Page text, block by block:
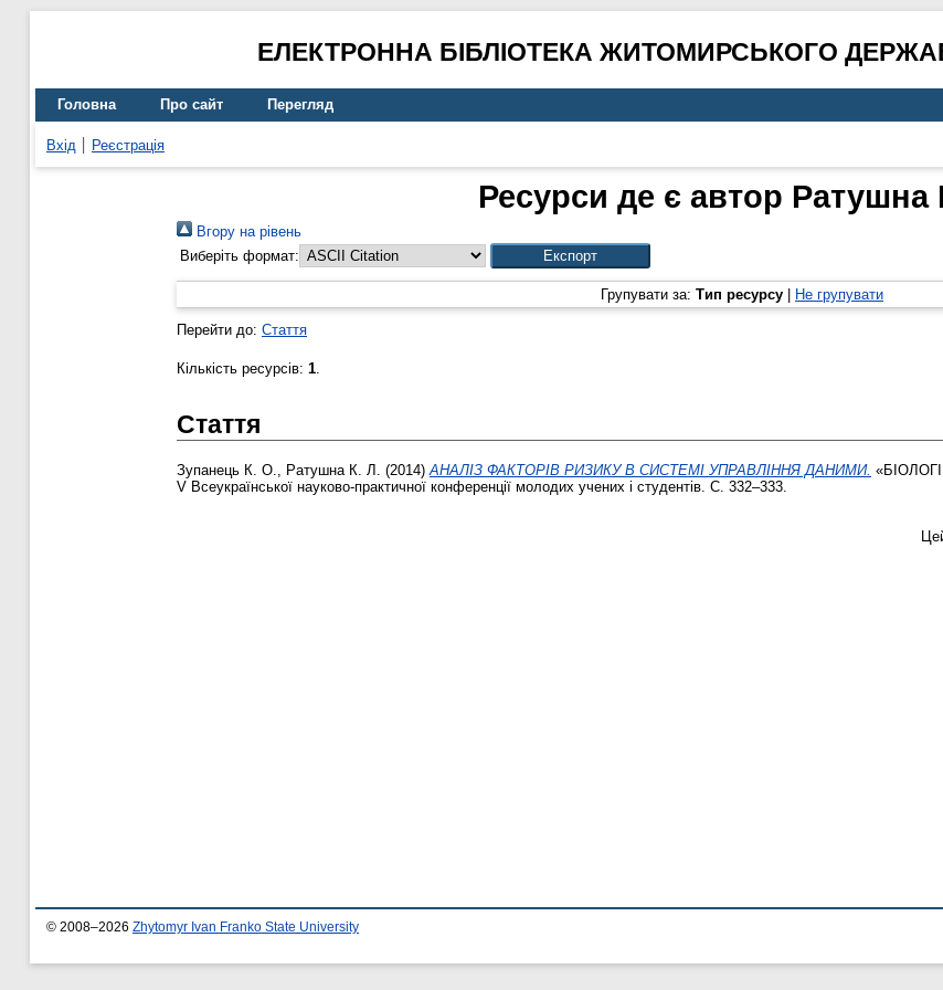
ЕЛЕКТРОННА БІБЛІОТЕКА ЖИТОМИРСЬКОГО
Головна Про сайт Перегляд
Вхід Реєстрація
Ресурси де є автор Ратушна
Вгору на рівень
Виберіть формат:
Групувати за: Тип ресурсу Не групувати
Перейти до: Стаття
Кількість ресурсів: 1.
Стаття
Зупанець К. О., Ратушна К. Л. (2014)АНАЛІЗ ФАКТОРІВ РИЗИКУ В СИСТЕМІ УПРАВЛІННЯ ДАНИМИ.
V Всеукраїнської науково-практичної конференції молодих учених і студентів. С. 332–333.
© 2008–2026 Zhytomyr Ivan Franko State University